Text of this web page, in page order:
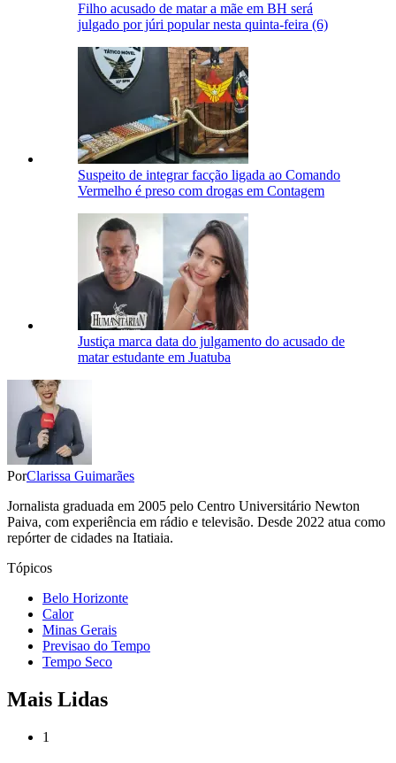
Filho acusado de matar a mãe em BH será
julgado por júri popular nesta quinta-feira (6)
Suspeito de integrar facção ligada ao Comando
Vermelho é preso com drogas em Contagem
Justiça marca data do julgamento do acusado de
matar estudante em Juatuba
PorClarissa Guimarães
Jornalista graduada em 2005 pelo Centro Universitário Newton
Paiva, com experiência em rádio e televisão. Desde 2022 atua como
repórter de cidades na Itatiaia.
Tópicos
Belo Horizonte
Calor
Minas Gerais
Previsao do Tempo
Tempo Seco
Mais Lidas
1